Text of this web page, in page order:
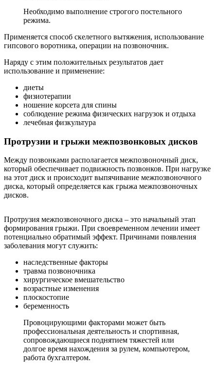
Необходимо выполнение строгого постельного
режима.
Применяется способ скелетного вытяжения, использование
гипсового воротника, операции на позвоночник.
Наряду с этим положительных результатов дает
использование и применение:
диеты
физиотерапии
ношение корсета для спины
соблюдение режима физических нагрузок и отдыха
лечебная физкультура
Протрузии и грыжи межпозвонковых дисков
Между позвонками располагается межпозвоночный диск,
который обеспечивает подвижность позвонков. При нагрузке
на этот диск и происходит выпячивание межпозвоночного
диска, который определяется как грыжа межпозвоночных
дисков.
Протрузия межпозвоночного диска – это начальный этап
формирования грыжи. При своевременном лечении имеет
потенциально обратимый эффект. Причинами появления
заболевания могут служить:
наследственные факторы
травма позвоночника
хирургическое вмешательство
возрастные изменения
плоскостопие
беременность
Провоцирующими факторами может быть
профессиональная деятельность и спортивная,
сопровождающиеся поднятием тяжестей или
долгое время нахождения за рулем, компьютером,
работа бухгалтером.